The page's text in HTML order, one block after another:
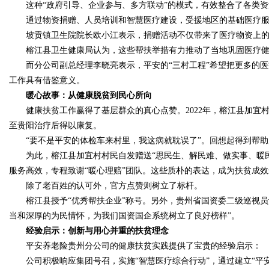
d
这种“政府引导、企业参与、多方联动”的模式，有效整合了各类
通过物资捐赠、人员培训和智慧医疗建设，受援地区的基础医疗
坡贡镇卫生院院长欧小江表示，捐赠活动不仅带来了医疗物资上
榕江县卫生健康局认为，这些帮扶举措有力推动了当地巩固医疗
而分公司副总经理李晓亮表示，平安的“三村工程”希望把更多的
工作具有借鉴意义。
暖心故事：从健康脱贫到民心所向
健康扶贫工作赢得了基层群众的真心点赞。2022年，榕江县加宜
至贵阳治疗后得以康复。
“要不是平安的体检车来村里，我这病就耽误了”。回想起得到帮
为此，榕江县加宜村村民自发赠送“思民生、解民难、做实事、暖
服务高效，专程致谢“暖心理赔”团队。这些质朴的表达，成为扶贫成
除了老百姓的认可外，官方点赞则树立了标杆。
榕江县授予“优秀帮扶企业”称号。另外，贵州省国资委二级巡视
当和深厚的为民情怀，为我们国资国企系统树立了良好榜样”。
经验启示：创新与用心并重的扶贫理念
平安养老险贵州分公司的健康扶贫实践提供了宝贵的经验启示：
公司积极响应集团号召，实施“智慧医疗综合行动”，通过建立“平